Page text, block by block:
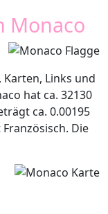
Monaco
Links und
hat ca. 32130
ca. 0.00195
Die